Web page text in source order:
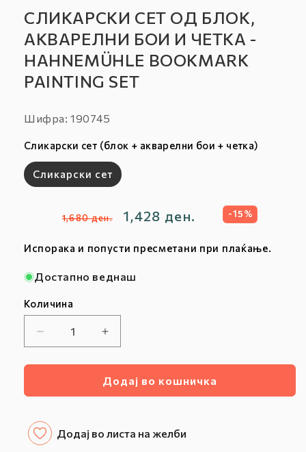
СЛИКАРСКИ СЕТ ОД БЛОК,
АКВАРЕЛНИ БОИ И ЧЕТКА -
HAHNEMÜHLE BOOKMARK
PAINTING SET
Шифра:
Шифра: 190745
Сликарски сет (блок + акварелни бои + четка)
Сликарски сет
Редовна
1,680 ден.
Продажна
1,428 ден. -15%
Испорака и попусти пресметани при плаќање.
Достапно веднаш
Количина
Намалете
количината
СЛИКАРСКИ
ОД
БЛОК,
Зголемете
количината
за
СЛИКАРСКИ
Додај во кошничка
Додај во листа на желби